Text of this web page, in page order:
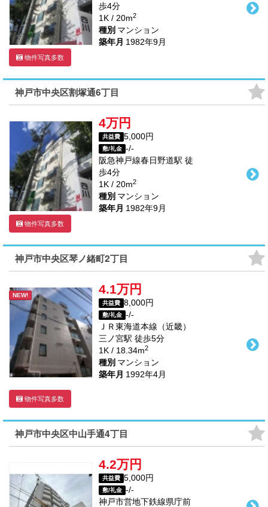
物件写真多数
歩4分
1K / 20m2
種別 マンション
築年月 1982年9月
神戸市中央区割塚通6丁目
物件写真多数
4万円
共益費 5,000円
敷/礼金 -/-
阪急神戸線春日野道駅 徒
歩4分
1K / 20m2
種別 マンション
築年月 1982年9月
神戸市中央区琴ノ緒町2丁目
NEW!
物件写真多数
4.1万円
共益費 8,000円
敷/礼金 -/-
ＪＲ東海道本線（近畿）
三ノ宮駅 徒歩5分
1K / 18.34m2
種別 マンション
築年月 1992年4月
神戸市中央区中山手通4丁目
4.2万円
共益費 5,000円
敷/礼金 -/-
神戸市営地下鉄線県庁前